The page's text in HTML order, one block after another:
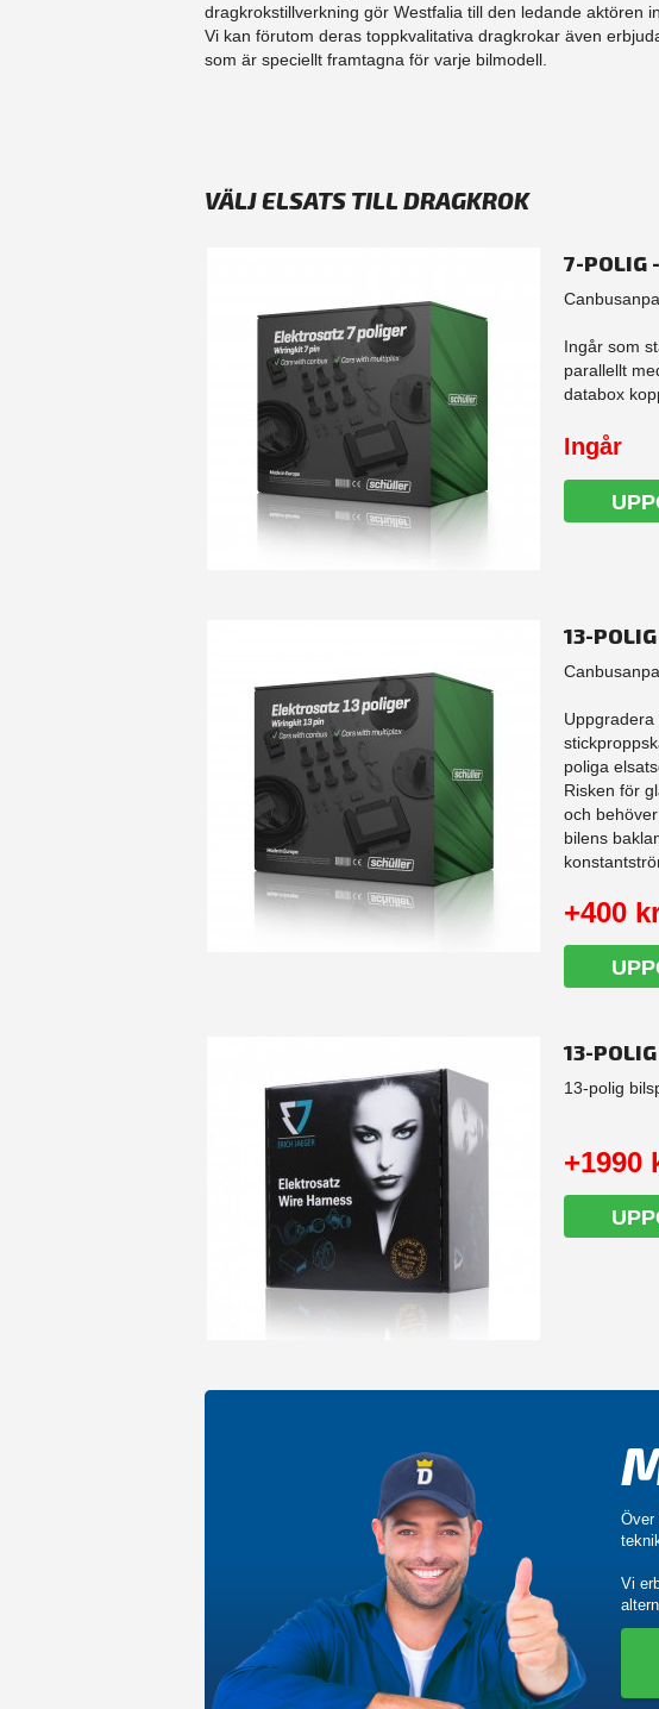
dragkrokstillverkning gör Westfalia till den ledande aktören
Vi kan förutom deras toppkvalitativa dragkrokar även
som är speciellt framtagna för varje bilmodell.
VÄLJ ELSATS TILL DRAGKROK
7-POLIG
Ingår som
parallellt
databox
Ingår
13-
poliga
Risken för
och
bilens
+400
13-
13-polig
+1990
Över
Vi